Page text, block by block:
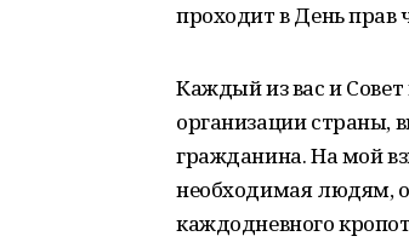
проходит в День прав
Каждый из вас и
организации страны,
гражданина. На мой
необходимая людям,
каждодневного